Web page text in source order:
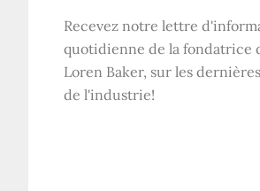
Recevez notre lettre
quotidienne de la fondatrice
Loren Baker, sur les
de l'industrie!